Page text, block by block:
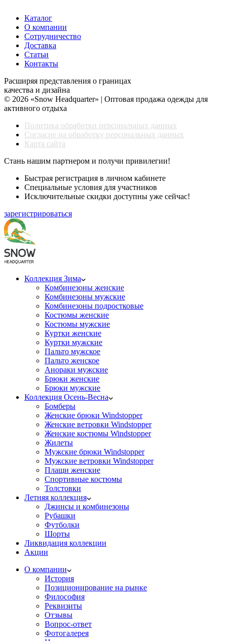
Каталог
О компании
Сотрудничество
Доставка
Статьи
Контакты
Расширяя представления о границах
качества и дизайна
© 2026 «Snow Headquarter» | Оптовая продажа одежды для
активного отдыха
Политика обработки персональных данных
Согласие на обработку персональных данных
Карта сайта
Стань нашим партнером и получи привилегии!
Быстрая регистрация в личном кабинете
Специальные условия для участников
Исключительные скидки доступны уже сейчас!
зарегистрироваться
Коллекция Зима
Комбинезоны женские
Комбинезоны мужские
Комбинезоны подростковые
Костюмы женские
Костюмы мужские
Куртки женские
Куртки мужские
Пальто мужское
Пальто женское
Анораки мужские
Брюки женские
Брюки мужские
Коллекция Осень-Весна
Бомберы
Женские брюки Windstopper
Женские ветровки Windstopper
Женские костюмы Windstopper
Жилеты
Мужские брюки Windstopper
Мужские ветровки Windstopper
Плащи женские
Спортивные костюмы
Толстовки
Летняя коллекция
Джинсы и комбинезоны
Рубашки
Футболки
Шорты
Ликвидация коллекции
Акции
О компании
История
Позиционирование на рынке
Философия
Реквизиты
Отзывы
Вопрос-ответ
Фотогалерея